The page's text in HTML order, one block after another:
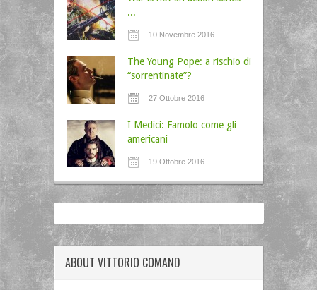
...
10 Novembre 2016
The Young Pope: a rischio di
“sorrentinate”?
27 Ottobre 2016
I Medici: Famolo come gli
americani
19 Ottobre 2016
ABOUT VITTORIO COMAND